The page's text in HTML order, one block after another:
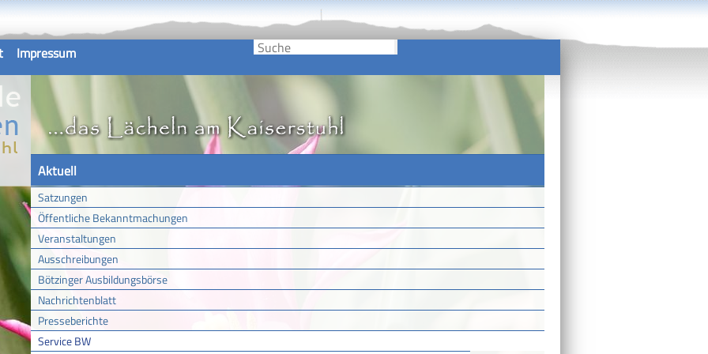
Impressum
Aktuell
Satzungen
Öffentliche Bekanntmachungen
Veranstaltungen
Ausschreibungen
Bötzinger Ausbildungsbörse
Nachrichtenblatt
Presseberichte
Service BW